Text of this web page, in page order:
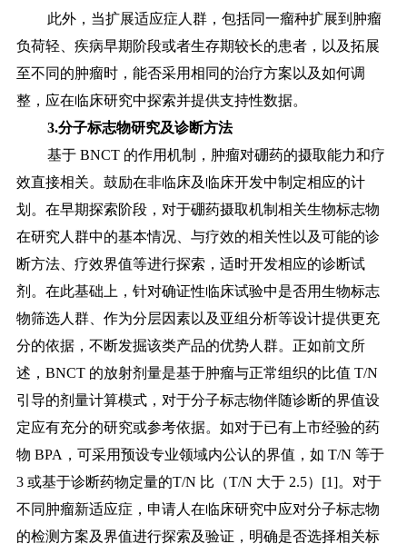
此外，当扩展适应症人群，包括同一瘤种扩展到肿瘤
负荷轻、疾病早期阶段或者生存期较长的患者，以及拓展
至不同的肿瘤时，能否采用相同的治疗方案以及如何调
整，应在临床研究中探索并提供支持性数据。
3.分子标志物研究及诊断方法
基于 BNCT 的作用机制，肿瘤对硼药的摄取能力和疗
效直接相关。鼓励在非临床及临床开发中制定相应的计
划。在早期探索阶段，对于硼药摄取机制相关生物标志物
在研究人群中的基本情况、与疗效的相关性以及可能的诊
断方法、疗效界值等进行探索，适时开发相应的诊断试
剂。在此基础上，针对确证性临床试验中是否用生物标志
物筛选人群、作为分层因素以及亚组分析等设计提供更充
分的依据，不断发掘该类产品的优势人群。正如前文所
述，BNCT 的放射剂量是基于肿瘤与正常组织的比值 T/N
引导的剂量计算模式，对于分子标志物伴随诊断的界值设
定应有充分的研究或参考依据。如对于已有上市经验的药
物 BPA，可采用预设专业领域内公认的界值，如 T/N 等于
3 或基于诊断药物定量的T/N 比（T/N 大于 2.5）[1]。对于
不同肿瘤新适应症，申请人在临床研究中应对分子标志物
的检测方案及界值进行探索及验证，明确是否选择相关标